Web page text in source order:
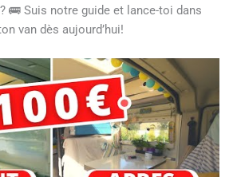
🚌 Suis notre guide et lance-toi dans
van dès aujourd’hui!